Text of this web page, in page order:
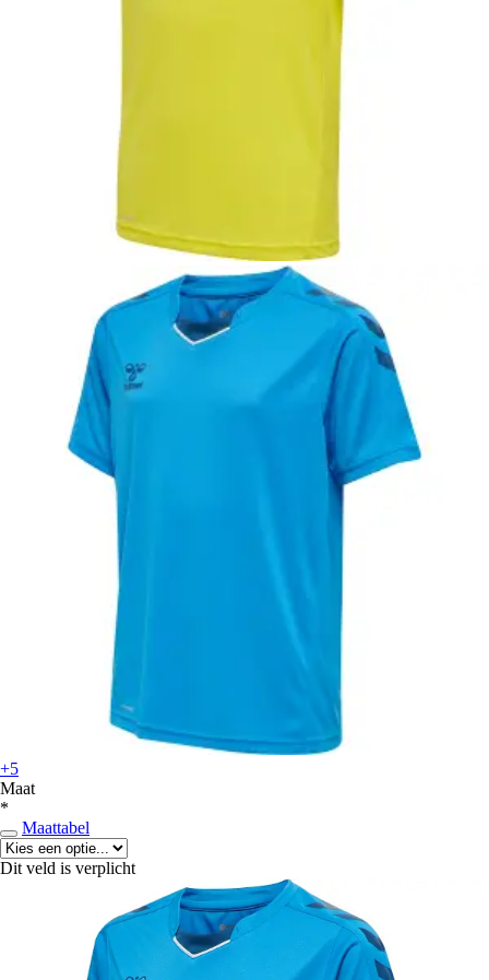
+5
Maat
*
Maattabel
Dit veld is verplicht